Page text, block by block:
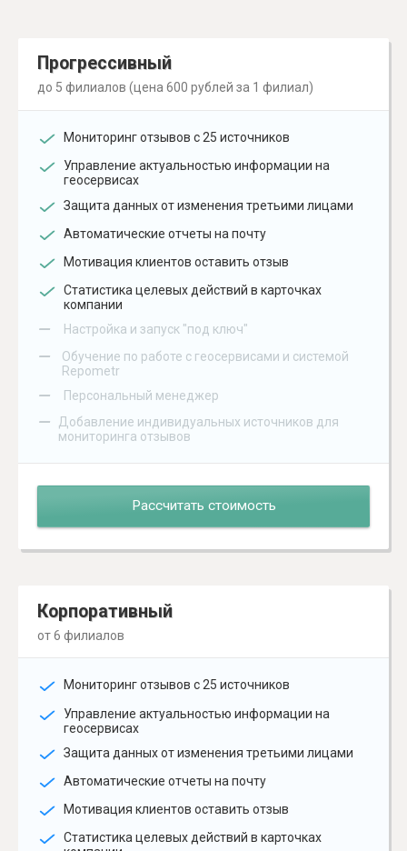
Прогрессивный
до 5 филиалов (цена 600 рублей за 1 филиал)
Мониторинг отзывов с 25 источников
Управление актуальностью информации на
геосервисах
Защита данных от изменения третьими лицами
Автоматические отчеты на почту
Мотивация клиентов оставить отзыв
Статистика целевых действий в карточках
компании
– Настройка и запуск "под ключ"
–
Обучение по работе с геосервисами и системой
Repometr
– Персональный менеджер
–
Добавление индивидуальных источников для
мониторинга отзывов
Рассчитать стоимость
Корпоративный
от 6 филиалов
Мониторинг отзывов с 25 источников
Управление актуальностью информации на
геосервисах
Защита данных от изменения третьими лицами
Автоматические отчеты на почту
Мотивация клиентов оставить отзыв
Статистика целевых действий в карточках